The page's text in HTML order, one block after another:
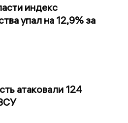
индекс
упал на 12,9% за
атаковали 124